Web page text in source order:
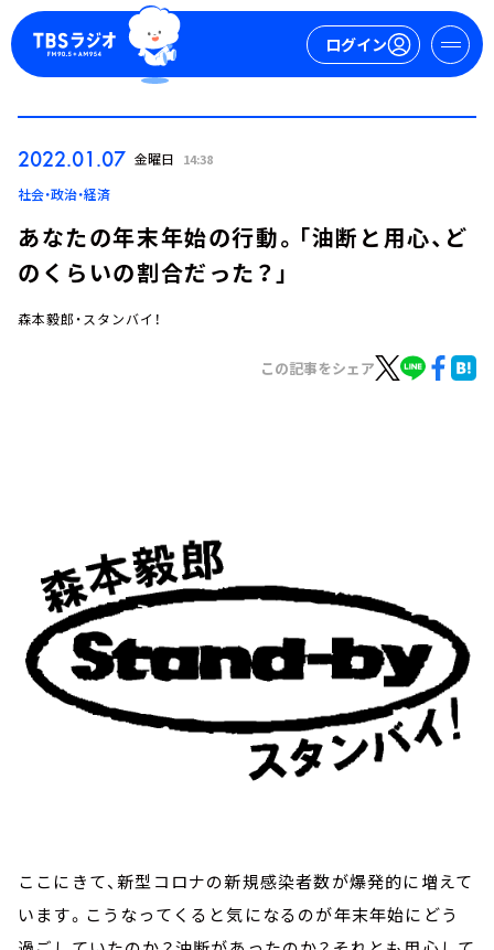
ログイン
YouTube
会社情報
2022.01.07 金曜日 14:38
社会・政治・経済
あなたの年末年始の行動。「油断と用心、ど
のくらいの割合だった？」
森本毅郎・スタンバイ！
この記事をシェア
ここにきて、新型コロナの新規感染者数が爆発的に増えて
います。こうなってくると気になるのが年末年始にどう